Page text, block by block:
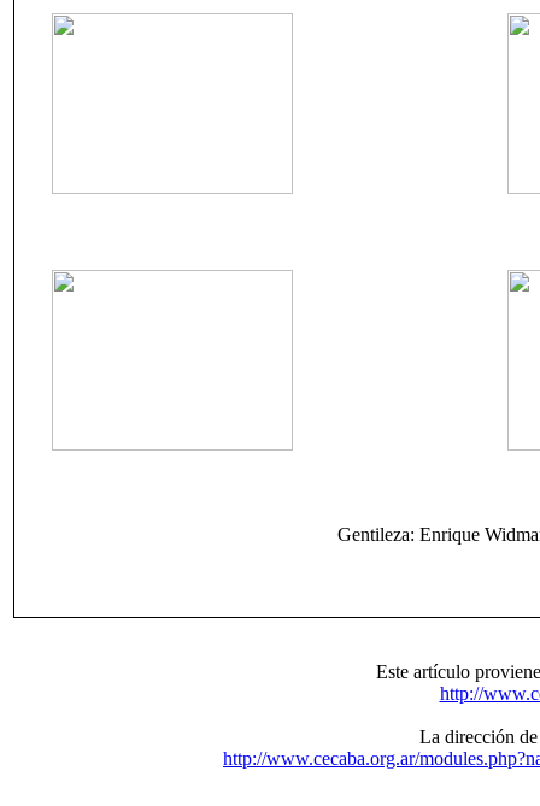
Gentileza: Enrique
Este artículo
http://
La dirección de
http://www.cecaba.org.ar/